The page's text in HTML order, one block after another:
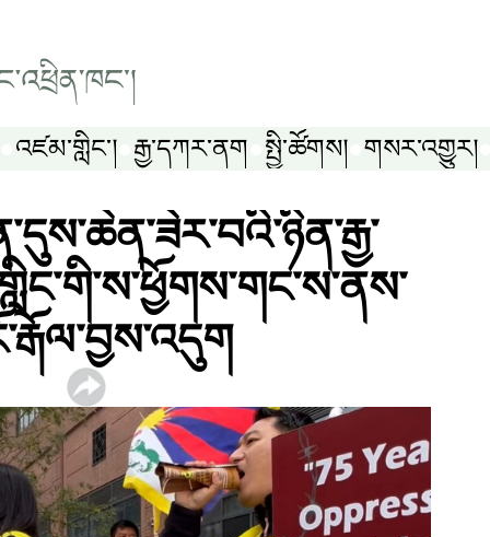
འཛམ་གླིང༌། རྒྱ་དཀར་ནག སྤྱི་ཚོགས། གསར་འགྱུར།